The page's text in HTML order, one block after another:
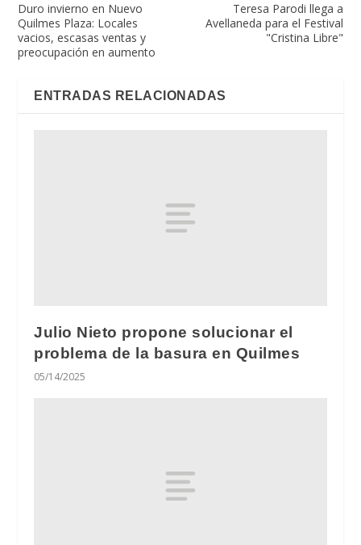
Duro invierno en Nuevo
Quilmes Plaza: Locales
vacios, escasas ventas y
preocupación en aumento
Teresa Parodi llega a
Avellaneda para el Festival
"Cristina Libre"
ENTRADAS RELACIONADAS
Julio Nieto propone solucionar el
problema de la basura en Quilmes
05/14/2025